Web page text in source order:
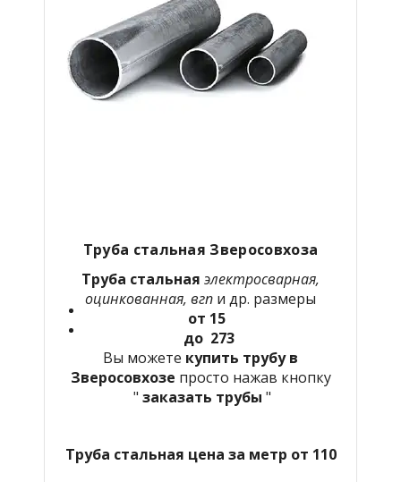
Труба стальная Зверосовхоза
Труба стальная электросварная,
оцинкованная, вгп и др. размеры
от 15
до 273
Вы можете купить трубу в
Зверосовхозе просто нажав кнопку
" заказать трубы "
Труба стальная цена за метр от 110